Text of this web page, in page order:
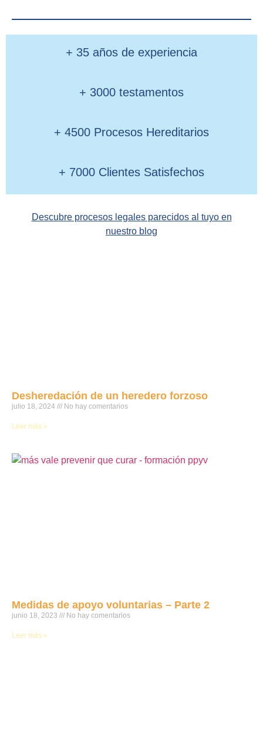
+ 35 años de experiencia
+ 3000 testamentos
+ 4500 Procesos Hereditarios
+ 7000 Clientes Satisfechos
Descubre procesos legales parecidos al tuyo en
nuestro blog
Desheredación de un heredero forzoso
julio 18, 2024 No hay comentarios
Leer más »
Medidas de apoyo voluntarias – Parte 2
junio 18, 2023 No hay comentarios
Leer más »